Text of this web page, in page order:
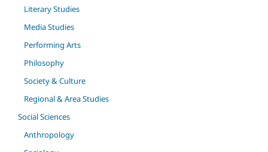
Literary Studies
Media Studies
Performing Arts
Philosophy
Society & Culture
Regional & Area Studies
Social Sciences
Anthropology